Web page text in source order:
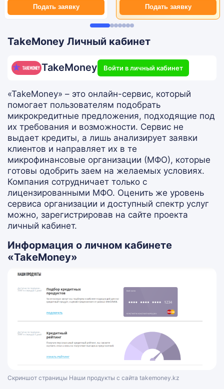
Подать заявку
Подать заявку
TakeMoney Личный кабинет
TakeMoney Войти в личный кабинет
«TakeMoney» – это онлайн-сервис, который
помогает пользователям подобрать
микрокредитные предложения, подходящие под
их требования и возможности. Сервис не
выдает кредиты, а лишь анализирует заявки
клиентов и направляет их в те
микрофинансовые организации (МФО), которые
готовы одобрить заем на желаемых условиях.
Компания сотрудничает только с
лицензированными МФО. Оценить же уровень
сервиса организации и доступный спектр услуг
можно, зарегистрировав на сайте проекта
личный кабинет.
Информация о личном кабинете
«TakeMoney»
Скриншот страницы Наши продукты с сайта takemoney.kz